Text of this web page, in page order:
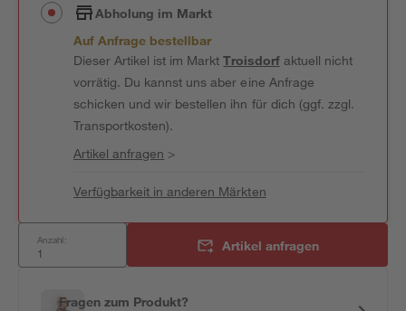
Abholung im Markt
Auf Anfrage bestellbar
Dieser Artikel ist im MarktTroisdorfaktuell nicht
vorrätig. Du kannst uns aber eine Anfrage
schicken und wir bestellen ihn für dich (ggf. zzgl.
Transportkosten).
Artikel anfragen >
Verfügbarkeit in anderen Märkten
Anzahl: Artikel anfragen
Fragen zum Produkt?